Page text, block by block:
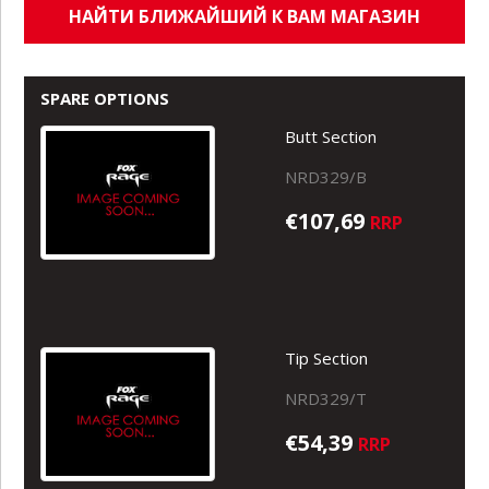
НАЙТИ БЛИЖАЙШИЙ К ВАМ МАГАЗИН
SPARE OPTIONS
Butt Section
NRD329/B
€107,69 RRP
Tip Section
NRD329/T
€54,39 RRP